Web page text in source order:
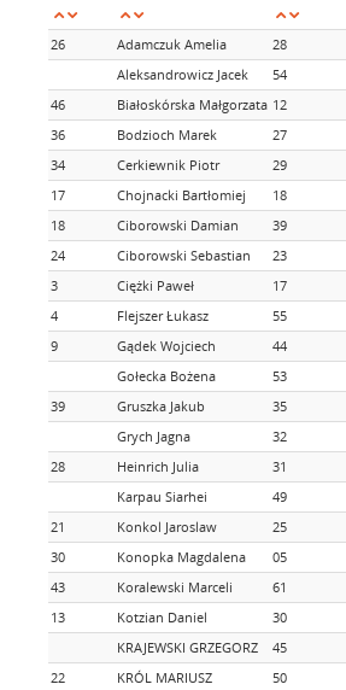
26 Adamczuk Amelia 28
Aleksandrowicz Jacek
54
46
Białoskórska Małgorzata 12
36
Bodzioch Marek 27
34
Cerkiewnik Piotr 29
17
Chojnacki Bartłomiej 18
18
Ciborowski Damian 39
24
Ciborowski Sebastian 23
3
Ciężki Paweł 17
4
Flejszer Łukasz 55
9
Gądek Wojciech 44
Gołecka Bożena
53
39
Gruszka Jakub 35
Grych Jagna
32
28
Heinrich Julia 31
Karpau Siarhei
49
21
Konkol Jaroslaw 25
30
Konopka Magdalena 05
43
Koralewski Marceli 61
13
Kotzian Daniel 30
KRAJEWSKI GRZEGORZ
45
22
KRÓL MARIUSZ 50